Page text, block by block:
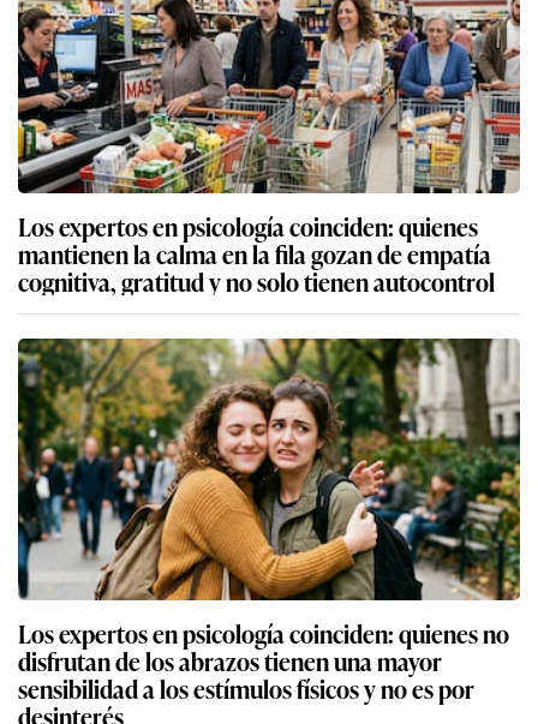
Los expertos en psicología coinciden: quienes
mantienen la calma en la fila gozan de empatía
cognitiva, gratitud y no solo tienen autocontrol
Los expertos en psicología coinciden: quienes no
disfrutan de los abrazos tienen una mayor
sensibilidad a los estímulos físicos y no es por
desinterés